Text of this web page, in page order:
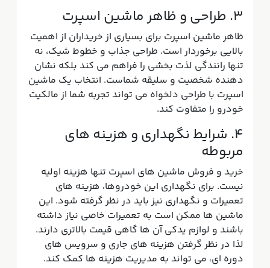
3. طراحی و ظاهر ماشین اسپرت
ظاهر ماشین اسپرت برای بسیاری از خریداران از اهمیت
بالایی برخوردار است. طراحی جذاب و خطوط شیک، نه
تنها رانندگی لذت بخشی را فراهم می کند بلکه نشان
دهنده شخصیت و سلیقه شماست. انتخاب یک ماشین
اسپرت با طراحی دلخواه می تواند تجربه شما از مالکیت
خودرو را متفاوت کند.
4. شرایط نگهداری و هزینه های
مربوطه
خرید و فروش ماشین های اسپرت تنها هزینه اولیه
نیست. برای نگهداری این خودروها، هزینه های
تعمیرات و نگهداری نیز باید در نظر گرفته شود. این
ماشین ها ممکن است به تعمیرات خاصی نیاز داشته
باشند و لوازم یدکی آن ها گاهی قیمت بالاتری دارند.
لذا در نظر گرفتن هزینه های جاری و سرویس های
دوره ای، می تواند به مدیریت هزینه ها کمک کند.